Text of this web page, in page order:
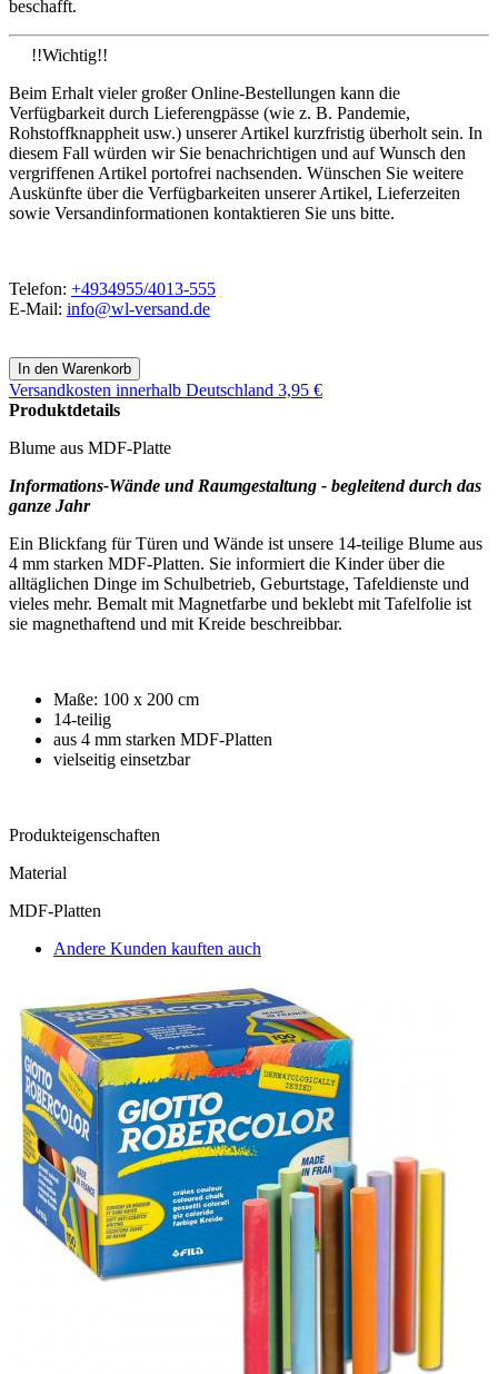
beschafft.
!!Wichtig!!
Beim Erhalt vieler großer Online-Bestellungen kann die
Verfügbarkeit durch Lieferengpässe (wie z. B. Pandemie,
Rohstoffknappheit usw.) unserer Artikel kurzfristig überholt sein. In
diesem Fall würden wir Sie benachrichtigen und auf Wunsch den
vergriffenen Artikel portofrei nachsenden. Wünschen Sie weitere
Auskünfte über die Verfügbarkeiten unserer Artikel, Lieferzeiten
sowie Versandinformationen kontaktieren Sie uns bitte.
Telefon: +4934955/4013-555
E-Mail: info@wl-versand.de
Versandkosten innerhalb Deutschland 3,95 €
Produktdetails
Blume aus MDF-Platte
Informations-Wände und Raumgestaltung - begleitend durch das
ganze Jahr
Ein Blickfang für Türen und Wände ist unsere 14-teilige Blume aus
4 mm starken MDF-Platten. Sie informiert die Kinder über die
alltäglichen Dinge im Schulbetrieb, Geburtstage, Tafeldienste und
vieles mehr. Bemalt mit Magnetfarbe und beklebt mit Tafelfolie ist
sie magnethaftend und mit Kreide beschreibbar.
Maße: 100 x 200 cm
14-teilig
aus 4 mm starken MDF-Platten
vielseitig einsetzbar
Produkteigenschaften
Material
MDF-Platten
Andere Kunden kauften auch